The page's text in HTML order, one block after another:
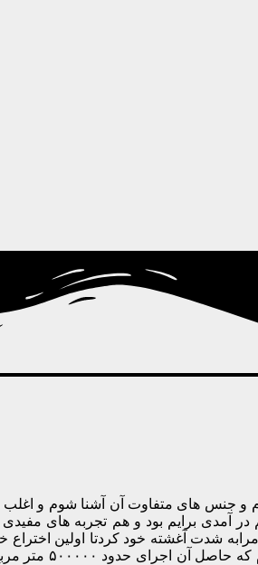
و جنس های متفاوت آن آشنا شوم و اغلب
آمدی برایم بود و هم تجربه های
شدت آغشته خود کردتا اولین اختراع
رنگین کاربه ثبت